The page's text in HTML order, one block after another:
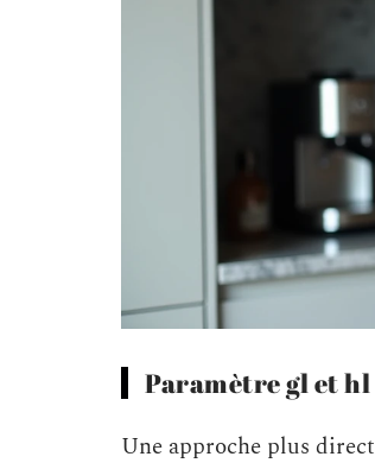
Paramètre gl et hl
Une approche plus